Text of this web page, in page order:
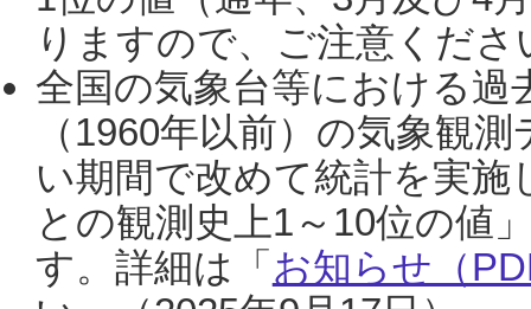
りますので、ご注意くだ
全国の気象台等における過
（1960年以前）の気象観
い期間で改めて統計を実
との観測史上1～10位の値
す。詳細は「 お知らせ（